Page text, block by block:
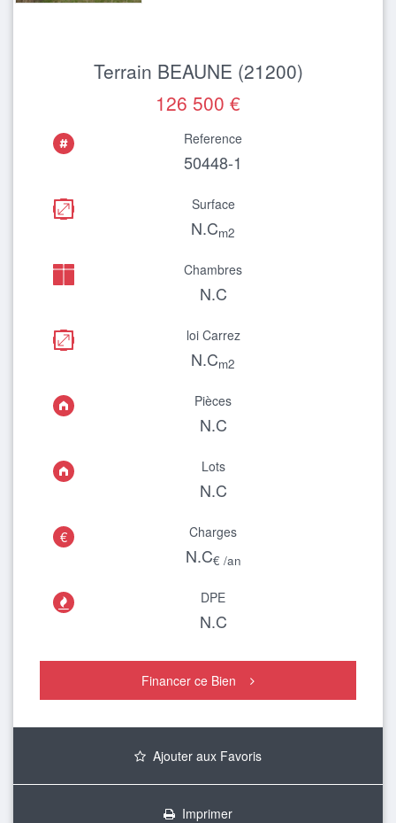
Terrain BEAUNE (21200)
126 500 €
Reference
50448-1
Surface
N.Cm2
Chambres
N.C
loi Carrez
N.Cm2
Pièces
N.C
Lots
N.C
€ Charges
N.C€ /an
 DPE
N.C
Financer ce Bien
Ajouter aux Favoris
Imprimer